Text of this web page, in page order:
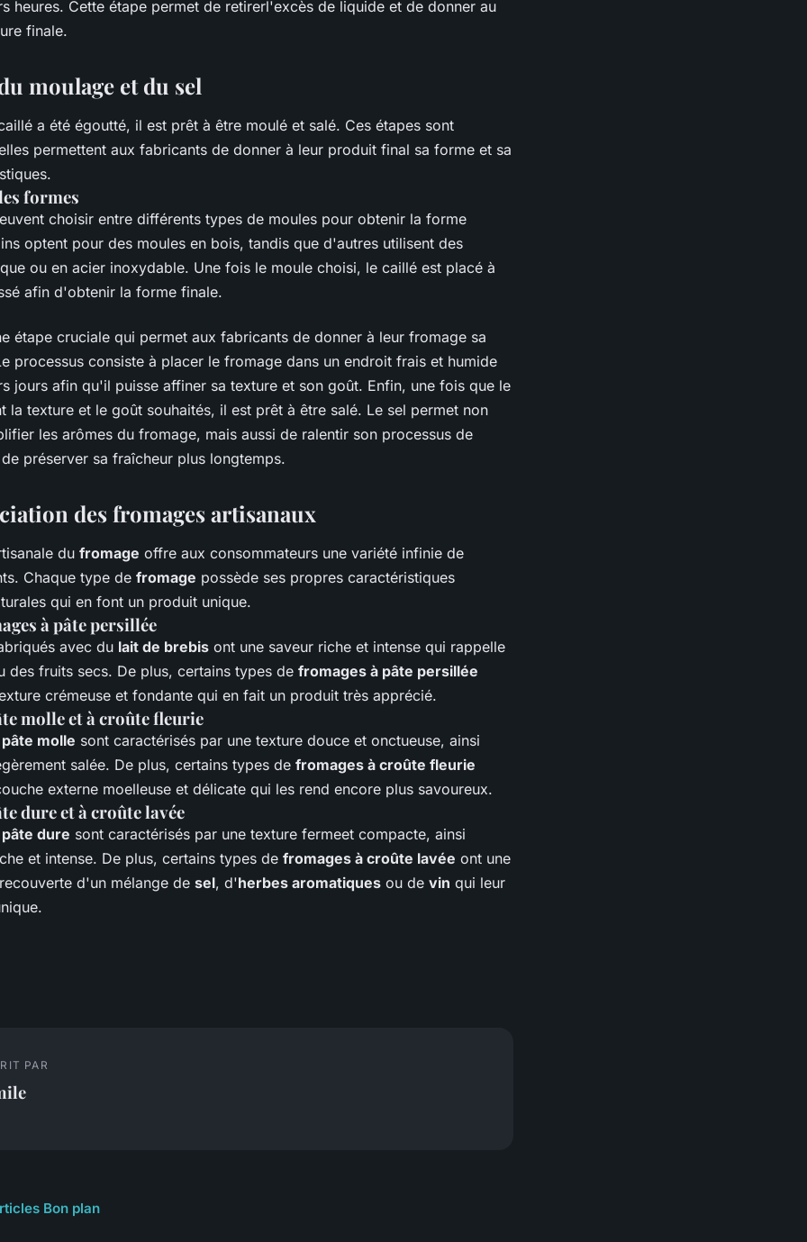
heures. Cette étape permet de retirerl'excès de liquide et de donner au
finale.
moulage et du sel
a été égoutté, il est prêt à être moulé et salé. Ces étapes sont
permettent aux fabricants de donner à leur produit final sa forme et sa
formes
choisir entre différents types de moules pour obtenir la forme
optent pour des moules en bois, tandis que d'autres utilisent des
ou en acier inoxydable. Une fois le moule choisi, le caillé est placé à
afin d'obtenir la forme finale.
étape cruciale qui permet aux fabricants de donner à leur fromage sa
processus consiste à placer le fromage dans un endroit frais et humide
jours afin qu'il puisse affiner sa texture et son goût. Enfin, une fois que le
la texture et le goût souhaités, il est prêt à être salé. Le sel permet non
les arômes du fromage, mais aussi de ralentir son processus de
préserver sa fraîcheur plus longtemps.
des fromages artisanaux
du fromage offre aux consommateurs une variété infinie de
Chaque type de fromage possède ses propres caractéristiques
qui en font un produit unique.
à pâte persillée
avec du lait de brebis ont une saveur riche et intense qui rappelle
des fruits secs. De plus, certains types de fromages à pâte persillée
crémeuse et fondante qui en fait un produit très apprécié.
molle et à croûte fleurie
molle sont caractérisés par une texture douce et onctueuse, ainsi
salée. De plus, certains types de fromages à croûte fleurie
externe moelleuse et délicate qui les rend encore plus savoureux.
dure et à croûte lavée
dure sont caractérisés par une texture fermeet compacte, ainsi
et intense. De plus, certains types de fromages à croûte lavée ont une
d'un mélange de sel, d'herbes aromatiques ou de vin qui leur
PAR
Bon plan